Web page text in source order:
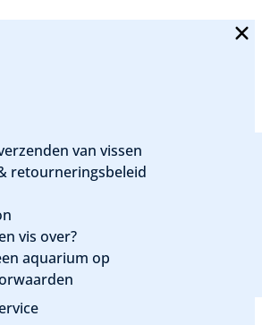
van vissen
retourneringsbeleid
vis over?
aquarium op